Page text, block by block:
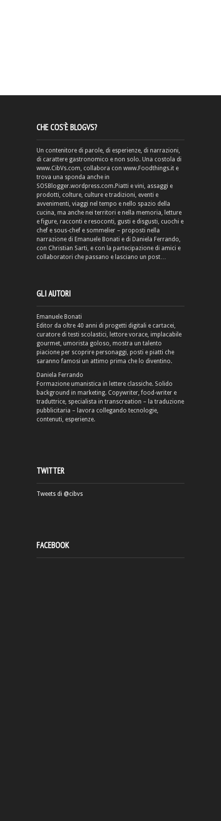
CHE COS’È BLOGVS?
Un contenitore di parole, di esperienze, di narrazioni,
di carattere gastronomico e non solo. Una costola di
www.CibVs.com, collabora con www.Foodthings.it e
trova una sponda anche in
SOSBlogger.wordpress.com.Piatti e vini, assaggi e
prodotti, colture, culture e tradizioni, eventi e
avvenimenti, viaggi nel tempo e nello spazio della
cucina, ma anche nei territori e nella memoria, letture
e figure, racconti e resoconti, gusti e disgusti, cuochi e
chef e sous-chef e sommelier – proposti nella
narrazione di Emanuele Bonati e di Daniela Ferrando,
con Christian Sarti, e con la partecipazione di amici e
collaboratori che passano e lasciano un post…
GLI AUTORI
Emanuele Bonati
Editor da oltre 40 anni di progetti digitali e cartacei,
curatore di testi scolastici, lettore vorace, implacabile
gourmet, umorista goloso, mostra un talento
piacione per scoprire personaggi, posti e piatti che
saranno famosi un attimo prima che lo diventino.
Daniela Ferrando
Formazione umanistica in lettere classiche. Solido
background in marketing. Copywriter, food-writer e
traduttrice, specialista in transcreation – la traduzione
pubblicitaria – lavora collegando tecnologie,
contenuti, esperienze.
TWITTER
Tweets di @cibvs
FACEBOOK